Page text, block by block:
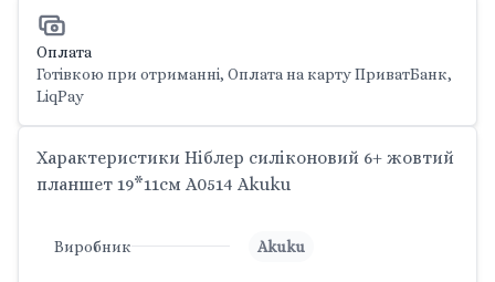
Оплата
Готівкою при отриманні, Оплата на карту ПриватБанк,
LiqPay
Характеристики Ніблер силіконовий 6+ жовтий
планшет 19*11см A0514 Akuku
Виробник Akuku